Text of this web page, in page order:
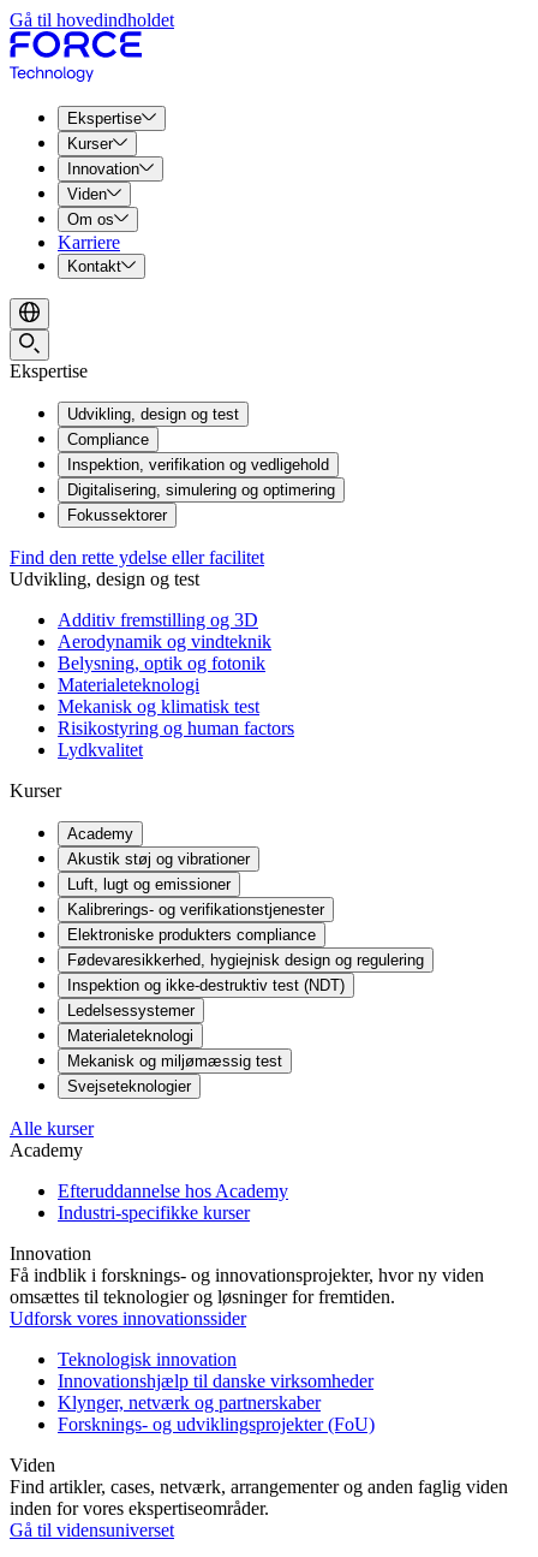
Gå til hovedindholdet
Ekspertise
Kurser
Innovation
Viden
Om os
Karriere
Kontakt
Ekspertise
Udvikling, design og test
Compliance
Inspektion, verifikation og vedligehold
Digitalisering, simulering og optimering
Fokussektorer
Find den rette ydelse eller facilitet
Udvikling, design og test
Additiv fremstilling og 3D
Aerodynamik og vindteknik
Belysning, optik og fotonik
Materialeteknologi
Mekanisk og klimatisk test
Risikostyring og human factors
Lydkvalitet
Kurser
Academy
Akustik støj og vibrationer
Luft, lugt og emissioner
Kalibrerings- og verifikationstjenester
Elektroniske produkters compliance
Fødevaresikkerhed, hygiejnisk design og regulering
Inspektion og ikke-destruktiv test (NDT)
Ledelsessystemer
Materialeteknologi
Mekanisk og miljømæssig test
Svejseteknologier
Alle kurser
Academy
Efteruddannelse hos Academy
Industri-specifikke kurser
Innovation
Få indblik i forsknings- og innovationsprojekter, hvor ny viden
omsættes til teknologier og løsninger for fremtiden.
Udforsk vores innovationssider
Teknologisk innovation
Innovationshjælp til danske virksomheder
Klynger, netværk og partnerskaber
Forsknings- og udviklingsprojekter (FoU)
Viden
Find artikler, cases, netværk, arrangementer og anden faglig viden
inden for vores ekspertiseområder.
Gå til vidensuniverset